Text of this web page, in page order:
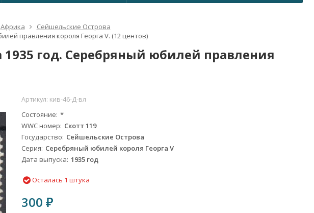
Африка
Сейшельские Острова
правления короля Георга V. (12 центов)
год. Серебряный юбилей правления
Артикул: кив-46-Д-вл
Состояние *
WWC номер Скотт 119
Государство Сейшельские Острова
Серия Серебряный юбилей короля Георга V
Дата выпуска 1935 год
Осталась 1 штука
300₽